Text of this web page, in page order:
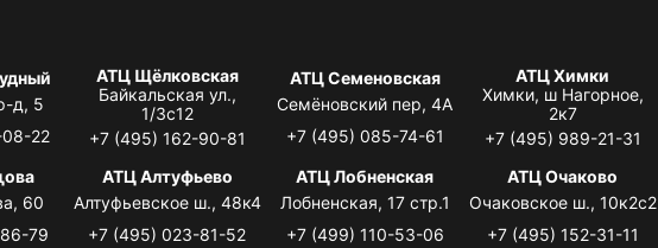
д, 5
22
АТЦ Щёлковская
Байкальская ул.,
1/3с12
+7 (495) 162-90-81
АТЦ Семеновская
Семёновский пер, 4А
+7 (495) 085-74-61
АТЦ Химки
Химки, ш Нагорное,
2к7
+7 (495) 989-21-31
60
79
АТЦ Алтуфьево
Алтуфьевское ш., 48к4
+7 (495) 023-81-52
АТЦ Лобненская
Лобненская, 17 стр.1
+7 (499) 110-53-06
АТЦ Очаково
Очаковское ш., 10к2с2
+7 (495) 152-31-11